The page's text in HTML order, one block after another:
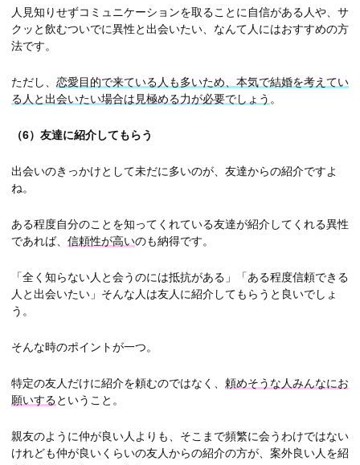
人見知りせずコミュニケーションを取ることに自信がある人や、サ
クッと飲むついでに異性と出会いたい、なんて人にはおすすめの方
法です。
ただし、 恋愛目的で来ている人も多いため、本気で結婚を考えてい
る人と出会いたい場合は見極める力が必要でしょう 。
（6） 友達に紹介してもらう
出会いのきっかけとして未だに多いのが、友達からの紹介ですよ
ね。
ある程度自分のことを知ってくれている友達が紹介してくれる異性
であれば、 信頼性が高いのも納得です。
「全く知らない人と会うのには抵抗がある」「ある程度信頼できる
人と出会いたい」そんな人は友人に紹介してもらうと良いでしょ
う。
そんな時のポイントが一つ。
特定の友人だけに紹介を頼むのではなく、 頼めそうな人みんなにお
願いするということ。
親友のように仲が良い人よりも、そこまで頻繁に会うわけではない
けれども仲が良いくらいの友人からの紹介の方が、案外良い人を紹